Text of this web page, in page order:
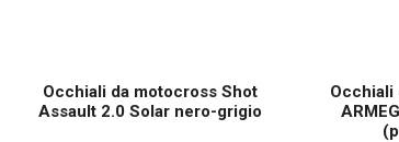
Occhiali da motocross Shot
Assault 2.0 Solar nero-grigio
Occhiali